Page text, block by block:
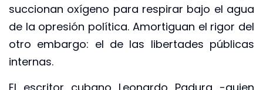
succionan oxígeno para respirar bajo el agua
de la opresión política. Amortiguan el rigor del
otro embargo: el de las libertades públicas
internas.